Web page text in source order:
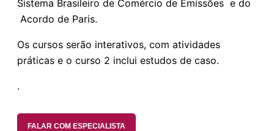
Sistema Brasileiro de Comércio de Emissões e do
Acordo de Paris.
Os cursos serão interativos, com atividades
práticas e o curso 2 inclui estudos de caso.
.
FALAR COM ESPECIALISTA